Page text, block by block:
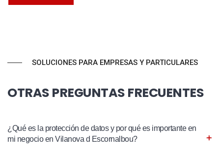
SOLUCIONES PARA EMPRESAS Y PARTICULARES
OTRAS PREGUNTAS FRECUENTES
¿Qué es la protección de datos y por qué es importante en
mi negocio en Vilanova d Escornalbou?